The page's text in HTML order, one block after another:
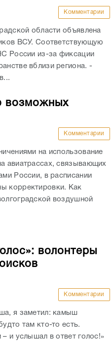
Комментарии
области объявлена
ВСУ. Соответствующую
России из-за фиксации
вблизи региона. -
возможных
Комментарии
на использование
авиатрассах, связывающих
России, в расписании
корректировки. Как
воздушной
волонтеры
Комментарии
я заметил: камыш
там кто-то есть.
и услышал в ответ голос!»